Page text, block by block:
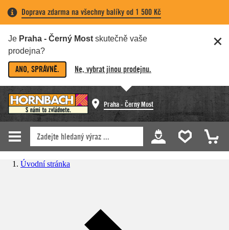
Doprava zdarma na všechny balíky od 1 500 Kč
Je Praha - Černý Most skutečně vaše
prodejna?
ANO, SPRÁVNĚ. Ne, vybrat jinou prodejnu.
Praha - Černý Most
Úvodní stránka